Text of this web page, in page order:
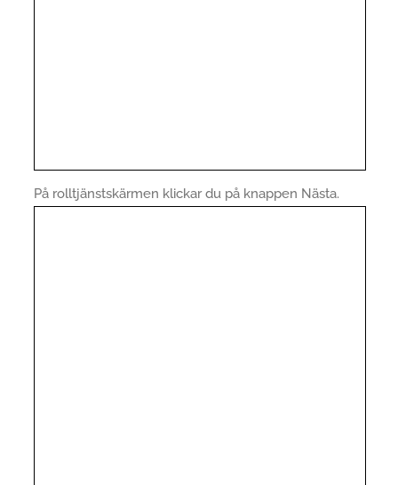
På rolltjänstskärmen klickar du på knappen Nästa.